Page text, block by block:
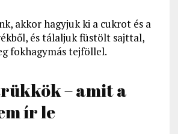
akkor hagyjuk ki a cukrot és a
és tálaljuk füstölt sajttal,
fokhagymás tejföllel.
– amit a
ír le